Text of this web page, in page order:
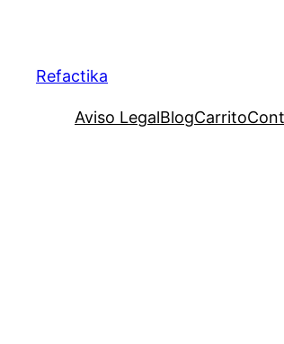
Refactika
Aviso LegalBlogCarrito